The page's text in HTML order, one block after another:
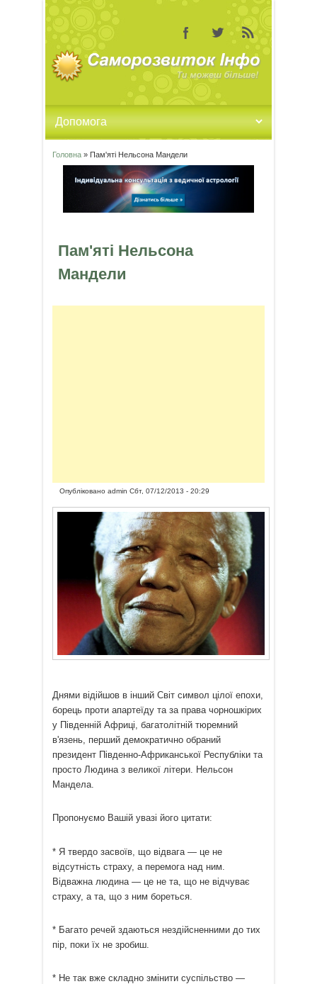
Ви є тут
Головна» Пам'яті Нельсона Мандели
Пам'яті Нельсона
Мандели
Опублікованоadmin Сбт, 07/12/2013 - 20:29
Днями відійшов в інший Світ символ цілої епохи,
борець проти апартеїду та за права чорношкірих
у Південній Африці, багатолітній тюремний
в'язень, перший демократично обраний
президент Південно-Африканської Республіки та
просто Людина з великої літери. Нельсон
Мандела.
Пропонуємо Вашій увазі його цитати:
* Я твердо засвоїв, що відвага — це не
відсутність страху, а перемога над ним.
Відважна людина — це не та, що не відчуває
страху, а та, що з ним бореться.
* Багато речей здаються нездійсненними до тих
пір, поки їх не зробиш.
* Не так вже складно змінити суспільство —